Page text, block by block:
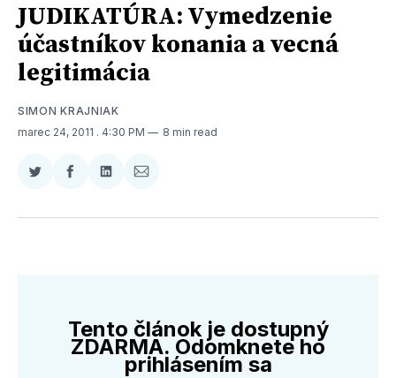
JUDIKATÚRA: Vymedzenie
účastníkov konania a vecná
legitimácia
SIMON KRAJNIAK
marec 24, 2011 . 4:30 PM 8 min read
Zdieľať
Twitter
Zdieľať
Facebooku
Zdieľať
LinkedIne
Zdieľať
E-
Tento článok je dostupný
ZDARMA. Odomknete ho
prihlásením sa